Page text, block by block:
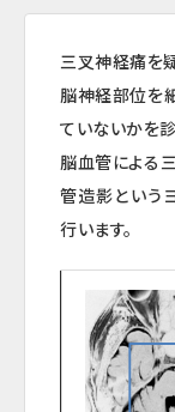
三叉神経痛を
脳神経部位を
ていないかを診
脳血管による
管造影という
行います。